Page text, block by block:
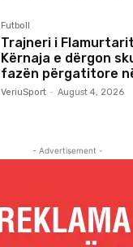
Futboll
Trajneri i
Kërnaja e dërgon
fazën përgatitore
VeriuSport - August 4, 2026
- Advertisement -